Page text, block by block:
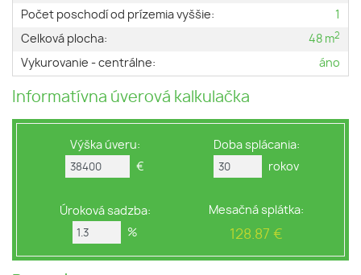
Počet poschodí od prízemia vyššie:
1
Celková plocha:
48 m2
Vykurovanie - centrálne: áno
Informatívna úverová kalkulačka
Výška úveru:
€
Doba splácania:
rokov
Úroková sadzba:
%
Mesačná splátka:
128.87 €